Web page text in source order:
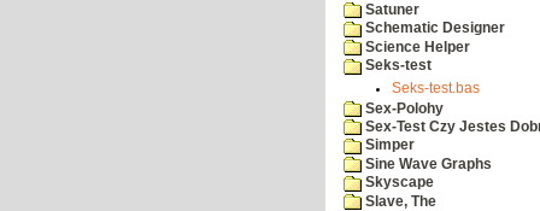
Satuner
Schematic Designer
Science Helper
Seks-test
Seks-test.bas
Sex-Polohy
Sex-Test Czy Jestes
Simper
Sine Wave Graphs
Skyscape
Slave, The